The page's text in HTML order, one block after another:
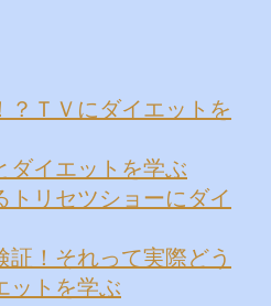
？ＴＶにダイエットを
ダイエットを学ぶ
トリセツショーにダイ
証！それって実際どう
ットを学ぶ